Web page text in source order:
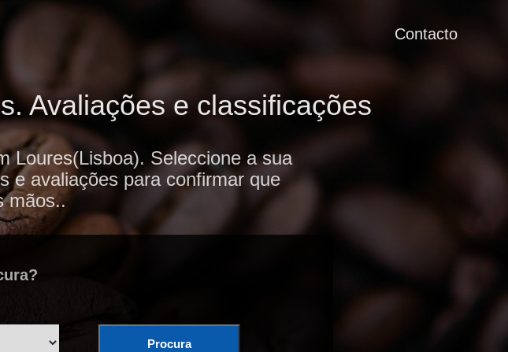
Contacto
Avaliações e classificações
Loures(Lisboa). Seleccione a sua
e avaliações para confirmar que
mãos..
Procura